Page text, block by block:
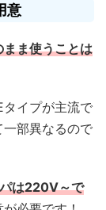
意
ま使うことは
イプが主流で
部異なるので
は220V～で